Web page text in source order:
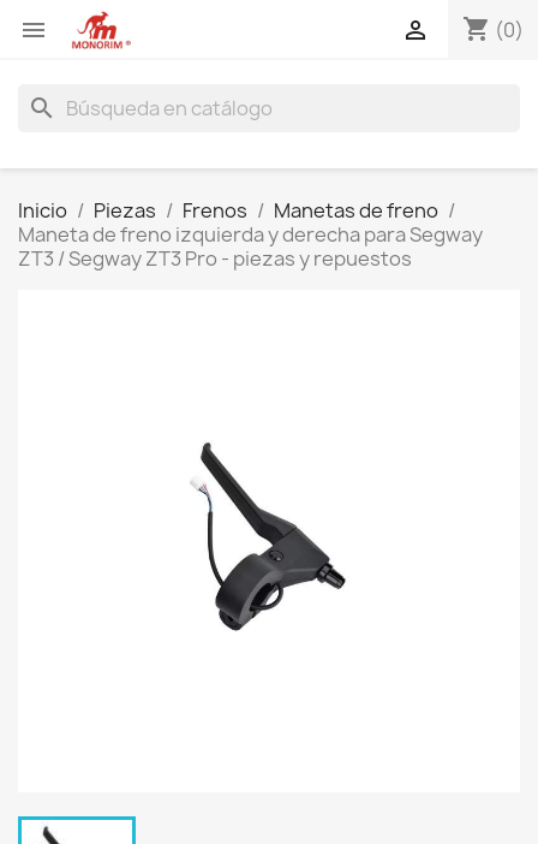
 shopping_cart (0)

search
Inicio Piezas Frenos
Manetas de freno
Maneta de freno izquierda y derecha para Segway
ZT3 / Segway ZT3 Pro - piezas y repuestos